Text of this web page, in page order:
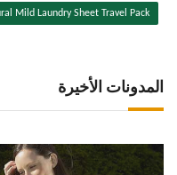
Mild Laundry Sheet Travel Pack
المدونات الأخيرة